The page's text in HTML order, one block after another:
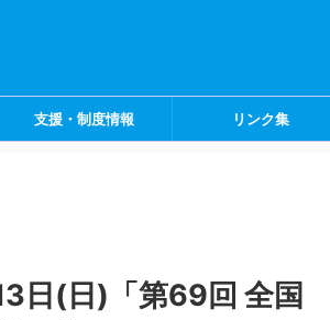
支援・制度情報 リンク集
日(日)「第69回 全国